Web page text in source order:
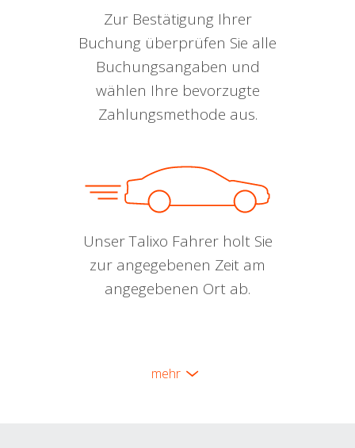
Zur Bestätigung Ihrer
Buchung überprüfen Sie alle
Buchungsangaben und
wählen Ihre bevorzugte
Zahlungsmethode aus.
Unser Talixo Fahrer holt Sie
zur angegebenen Zeit am
angegebenen Ort ab.
mehr